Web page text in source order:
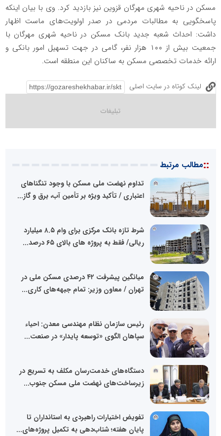
مسکن در ناحیه شهری مهرگان قزوین نیز بازدید کرد. وی با بیان اینکه
پاسخگویی به مطالبات مردمی در صدر اولویت‌های ماست اظهار
داشت: احداث شعبه جدید بانک مسکن در ناحیه شهری مهرگان با
جمعیت بیش از ۱۰۰ هزار نفر، گامی در جهت تسهیل امور بانکی و
ارائه خدمات تخصصی مسکن به ساکنان این منطقه است.
لینک کوتاه در سایت اصلی
::مطالب مرتبط
تداوم نهضت ملی مسکن با وجود تنگناهای
اعتباری / تأکید ویژه بر تأمین آب، برق و گاز...
شرط تازه بانک مرکزی برای وام ۸.۵ میلیارد
ریالی/ فقط به پروژه های بالای ۶۵ درصد...
میانگین پیشرفت ۴۲ درصدی مسکن ملی در
تهران / معاون وزیر: تمام جبهه‌های کاری...
رئیس سازمان نظام مهندسی معدن: احیاء
سپاهان الگوی «توسعه پایدار» در صنعت...
دستگاه‌های خدمت‌رسان مکلف به تسریع در
زیرساخت‌های نهضت ملی مسکن جنوب...
تفویض اختیارات راهبردی به استانداران تا
پایان هفته؛ شتاب‌دهی به تکمیل پروژه‌های...